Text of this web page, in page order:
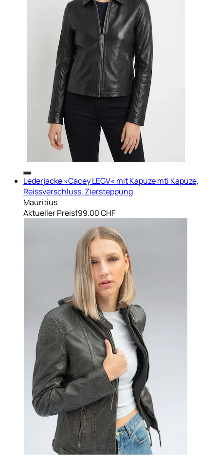
Lederjacke »Cacey LEGV« mit Kapuze mti Kapuze,
Reissverschluss, Ziersteppung
Mauritius
Aktueller Preis199.00 CHF